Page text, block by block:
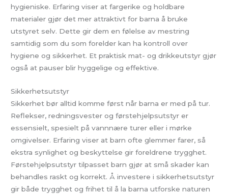
hygieniske. Erfaring viser at fargerike og holdbare
materialer gjør det mer attraktivt for barna å bruke
utstyret selv. Dette gir dem en følelse av mestring
samtidig som du som forelder kan ha kontroll over
hygiene og sikkerhet. Et praktisk mat- og drikkeutstyr gjør
også at pauser blir hyggelige og effektive.
Sikkerhetsutstyr
Sikkerhet bør alltid komme først når barna er med på tur.
Reflekser, redningsvester og førstehjelpsutstyr er
essensielt, spesielt på vannnære turer eller i mørke
omgivelser. Erfaring viser at barn ofte glemmer farer, så
ekstra synlighet og beskyttelse gir foreldrene trygghet.
Førstehjelpsutstyr tilpasset barn gjør at små skader kan
behandles raskt og korrekt. Å investere i sikkerhetsutstyr
gir både trygghet og frihet til å la barna utforske naturen